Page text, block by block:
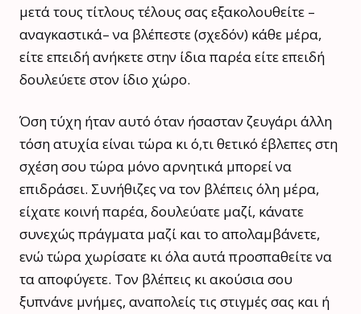
μετά τους τίτλους τέλους σας εξακολουθείτε –
αναγκαστικά– να βλέπεστε (σχεδόν) κάθε μέρα,
είτε επειδή ανήκετε στην ίδια παρέα είτε επειδή
δουλεύετε στον ίδιο χώρο.
Όση τύχη ήταν αυτό όταν ήσασταν ζευγάρι άλλη
τόση ατυχία είναι τώρα κι ό,τι θετικό έβλεπες στη
σχέση σου τώρα μόνο αρνητικά μπορεί να
επιδράσει. Συνήθιζες να τον βλέπεις όλη μέρα,
είχατε κοινή παρέα, δουλεύατε μαζί, κάνατε
συνεχώς πράγματα μαζί και το απολαμβάνετε,
ενώ τώρα χωρίσατε κι όλα αυτά προσπαθείτε να
τα αποφύγετε. Τον βλέπεις κι ακούσια σου
ξυπνάνε μνήμες, αναπολείς τις στιγμές σας και ή